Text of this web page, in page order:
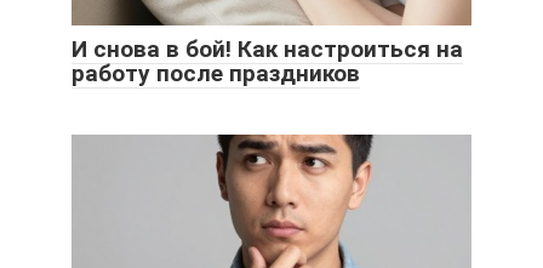
И снова в бой! Как настроиться на
работу после праздников